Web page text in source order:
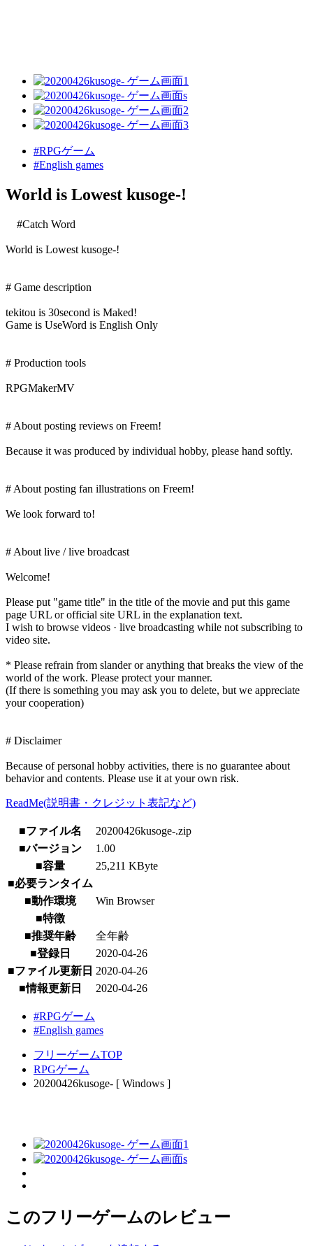
#RPGゲーム
#English games
World is Lowest kusoge-!
#Catch Word
World is Lowest kusoge-!
# Game description
tekitou is 30second is Maked!
Game is UseWord is English Only
# Production tools
RPGMakerMV
# About posting reviews on Freem!
Because it was produced by individual hobby, please hand softly.
# About posting fan illustrations on Freem!
We look forward to!
# About live / live broadcast
Welcome!
Please put "game title" in the title of the movie and put this game
page URL or official site URL in the explanation text.
I wish to browse videos · live broadcasting while not subscribing to
video site.
* Please refrain from slander or anything that breaks the view of the
world of the work. Please protect your manner.
(If there is something you may ask you to delete, but we appreciate
your cooperation)
# Disclaimer
Because of personal hobby activities, there is no guarantee about
behavior and contents. Please use it at your own risk.
ReadMe(説明書・クレジット表記など)
■ファイル名
20200426kusoge-.zip
■バージョン
1.00
■容量
25,211 KByte
■必要ランタイム
■動作環境
Win Browser
■特徴
■推奨年齢
全年齢
■登録日
2020-04-26
■ファイル更新日 2020-04-26
■情報更新日
2020-04-26
#RPGゲーム
#English games
フリーゲームTOP
RPGゲーム
20200426kusoge- [ Windows ]
このフリーゲームのレビュー